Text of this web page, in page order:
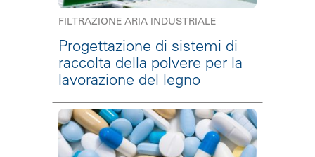
FILTRAZIONE ARIA INDUSTRIALE
Progettazione di sistemi di
raccolta della polvere per la
lavorazione del legno